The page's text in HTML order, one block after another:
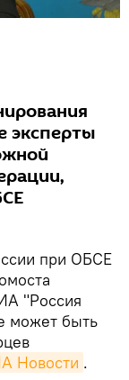
эксперты
при ОБСЕ
"Россия
может быть
Новости .